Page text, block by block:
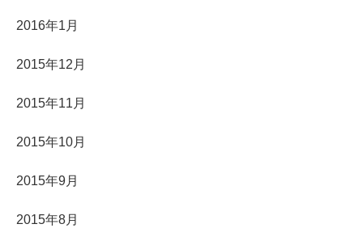
2016年1月
2015年12月
2015年11月
2015年10月
2015年9月
2015年8月